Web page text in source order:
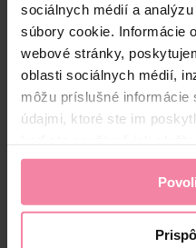
sociálnych médií a
súbory cookie. Informácie
webové stránky,
oblasti sociálnych médií,
môžu príslušné
údajmi, ktoré ste im
High-contrast mode
Alternatívne